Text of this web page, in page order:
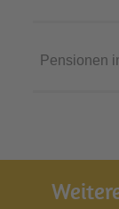
Pensionen